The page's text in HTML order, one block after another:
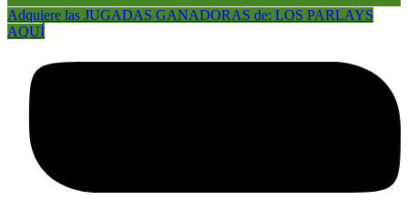
Adquiere las JUGADAS GANADORAS de: LOS PARLAYS
AQUÍ